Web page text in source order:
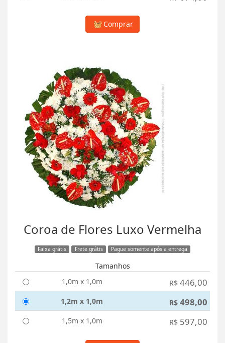
Comprar
Coroa de Flores Luxo Vermelha
Faixa grátis Frete grátis Pague somente após a entrega
Tamanhos
1,0m x 1,0m
R$ 446,00
1,2m x 1,0m R$ 498,00
1,5m x 1,0m R$ 597,00